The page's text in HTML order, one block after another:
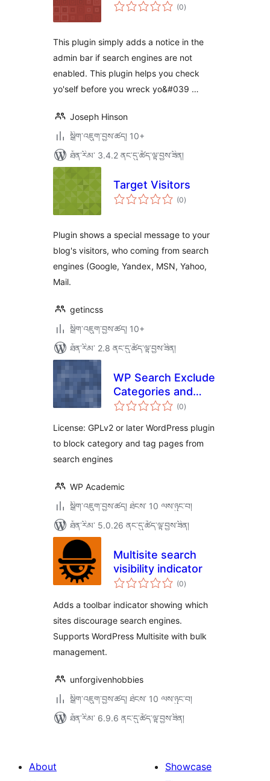
(0གདེང་
འཇོག་
)
This plugin simply adds a notice in the
admin bar if search engines are not
enabled. This plugin helps you check
yo'self before you wreck yo&#039 …
Joseph Hinson
སྒྲིག་འཇུག་བྱས་ཚད། 10+
ཐོན་རིམ་ 3.4.2 ནང་དུ་ཚོད་ལྟ་བྱས་ཟིན།
Target Visitors
(0གདེང་
འཇོག་
)
Plugin shows a special message to your
blog's visitors, who coming from search
engines (Google, Yandex, MSN, Yahoo,
Mail.
getincss
སྒྲིག་འཇུག་བྱས་ཚད། 10+
ཐོན་རིམ་ 2.8 ནང་དུ་ཚོད་ལྟ་བྱས་ཟིན།
WP Search Exclude
Categories and
Tags
(0གདེང་
འཇོག་
ཚང་།
)
License: GPLv2 or later WordPress plugin
to block category and tag pages from
search engines
WP Academic
སྒྲིག་འཇུག་བྱས་ཚད། ཐེངས་ 10 ལས་ཉུང་བ།
ཐོན་རིམ་ 5.0.26 ནང་དུ་ཚོད་ལྟ་བྱས་ཟིན།
Multisite search
visibility indicator
(0གདེང་
འཇོག་
ཚང་།
)
Adds a toolbar indicator showing which
sites discourage search engines.
Supports WordPress Multisite with bulk
management.
unforgivenhobbies
སྒྲིག་འཇུག་བྱས་ཚད། ཐེངས་ 10 ལས་ཉུང་བ།
ཐོན་རིམ་ 6.9.6 ནང་དུ་ཚོད་ལྟ་བྱས་ཟིན།
About
Showcase